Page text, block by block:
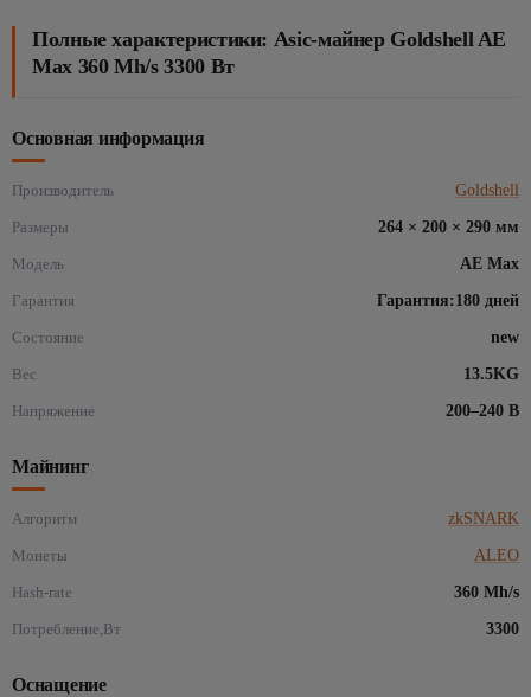
Полные характеристики: Asic-майнер Goldshell AE
Max 360 Mh/s 3300 Вт
Основная информация
Производитель Goldshell
Размеры 264 × 200 × 290 мм
Модель AE Max
Гарантия Гарантия:180 дней
Состояние new
Вес 13.5KG
Напряжение 200–240 В
Майнинг
Алгоритм zkSNARK
Монеты ALEO
Hash-rate 360 Mh/s
Потребление,Вт 3300
Оснащение